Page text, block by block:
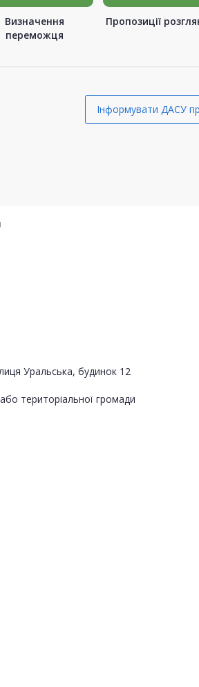
Визначення
переможця
Пропозиції
Інформувати ДАСУ
Уральська, будинок 12
територіальної громади